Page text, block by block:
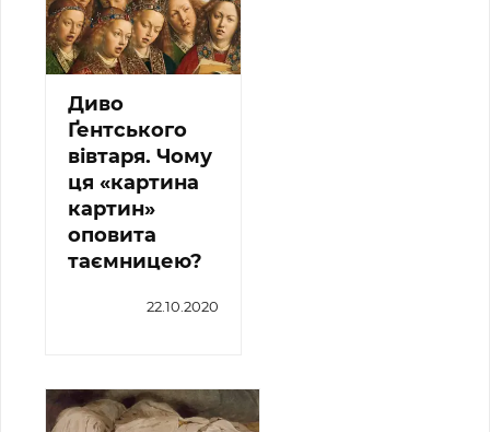
Диво
Ґентського
вівтаря. Чому
ця «картина
картин»
оповита
таємницею?
22.10.2020